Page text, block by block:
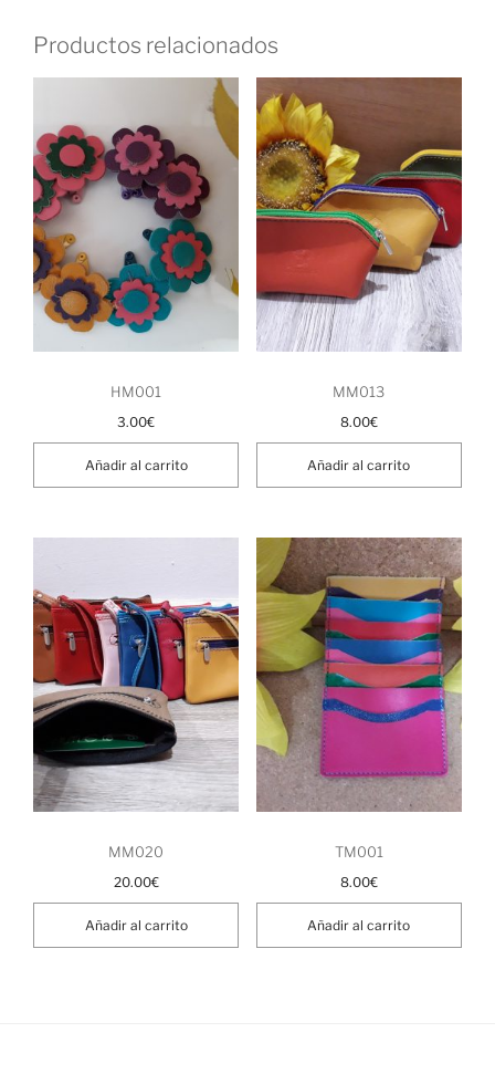
Productos relacionados
HM001
3.00€
Añadir al carrito
MM013
8.00€
Añadir al carrito
MM020
20.00€
Añadir al carrito
TM001
8.00€
Añadir al carrito